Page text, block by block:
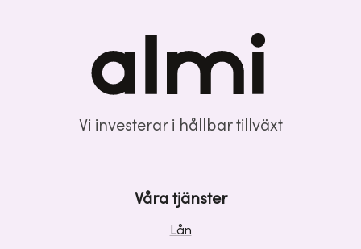
Vi investerar i hållbar tillväxt
Våra tjänster
Lån